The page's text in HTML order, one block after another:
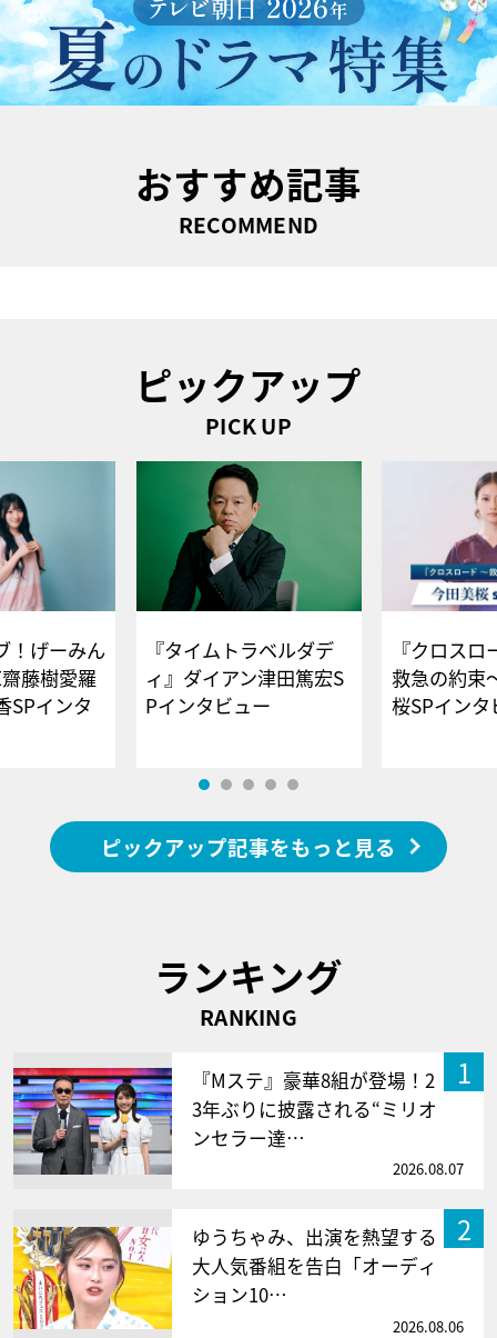
おすすめ記事
RECOMMEND
ピックアップ
PICK UP
！げーみん
藤樹愛羅
SPインタ
『タイムトラベルダデ
ィ』ダイアン津田篤宏S
Pインタビュー
『クロス
救急の約束
桜SPイ
ピックアップ記事をもっと見る
ランキング
RANKING
1
『Mステ』豪華8組が登場！2
3年ぶりに披露される“ミリオ
ンセラー達…
2026.08.07
2
ゆうちゃみ、出演を熱望する
大人気番組を告白「オーディ
ション10…
2026.08.06